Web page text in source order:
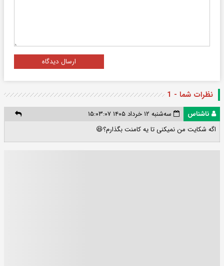
ارسال دیدگاه
نظرات شما - 1
ناشناس
سه‌شنبه ۱۲ خرداد ۱۴۰۵ ۱۵:۰۳:۰۷
اگه شکایت من نمیکنی تا یه کامنت بگذارم؟😆